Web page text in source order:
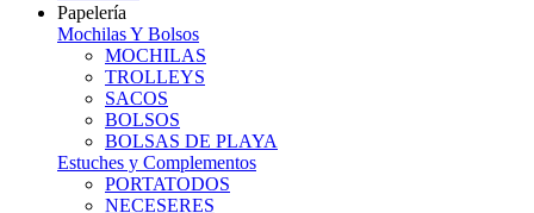
Papelería
Mochilas Y Bolsos
MOCHILAS
TROLLEYS
SACOS
BOLSOS
BOLSAS DE PLAYA
Estuches y Complementos
PORTATODOS
NECESERES